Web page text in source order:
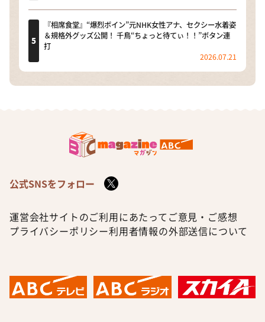
『相席食堂』“爆烈ボイン”元NHK女性アナ、セクシー水着姿
＆規格外グッズ公開！ 千鳥“ちょっと待てぃ！！”ボタン連
打
2026.07.21
公式SNSをフォロー
運営会社サイトのご利用にあたって ご意見・ご感想
プライバシーポリシー利用者情報の外部送信について